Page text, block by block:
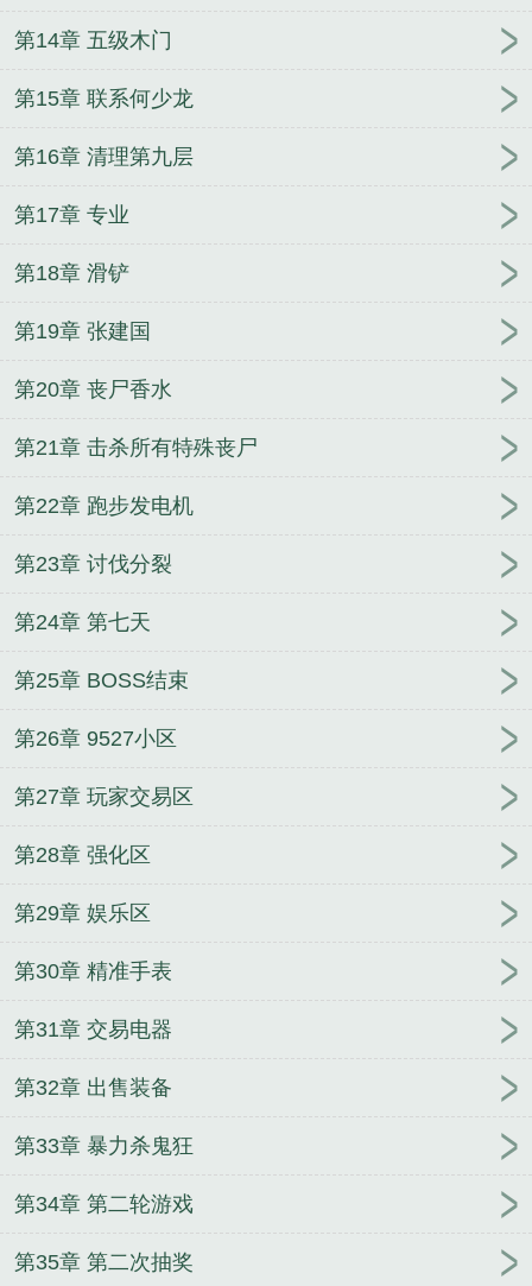
第14章 五级木门
第15章 联系何少龙
第16章 清理第九层
第17章 专业
第18章 滑铲
第19章 张建国
第20章 丧尸香水
第21章 击杀所有特殊丧尸
第22章 跑步发电机
第23章 讨伐分裂
第24章 第七天
第25章 BOSS结束
第26章 9527小区
第27章 玩家交易区
第28章 强化区
第29章 娱乐区
第30章 精准手表
第31章 交易电器
第32章 出售装备
第33章 暴力杀鬼狂
第34章 第二轮游戏
第35章 第二次抽奖